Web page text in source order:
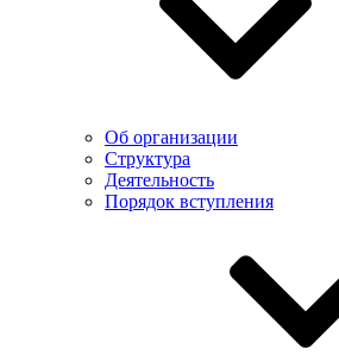
Об организации
Структура
Деятельность
Порядок вступления